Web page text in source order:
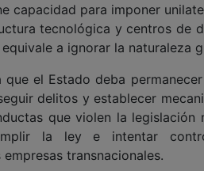
capacidad para imponer
tecnológica y centros de
a ignorar la naturaleza
el Estado deba
delitos y establecer
que violen la legislación
la ley e intentar
transnacionales.